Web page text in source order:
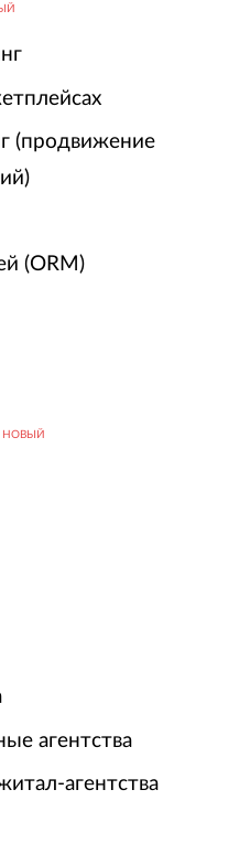
(продвижение
(ORM)
НОВЫЙ
агентства
агентства